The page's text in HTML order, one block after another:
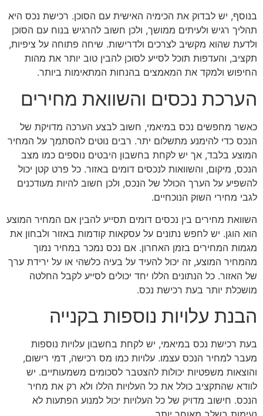
בנוסף, יש לבדוק את הכימיה האישית עם הסוכן. רכישת נכס היא
תהליך רגיש ולעיתים ממושך, ולכן חשוב להרגיש בנוח עם הסוכן
ולדעת שהוא מקשיב לצרכים ולדרישות. שיחה פתוחה על ציפיות,
תקציב, והעדפות תוכל לסייע לסוכן להבין טוב יותר את מהות
החיפוש ולמקד את המאמצים בהנחות המתאימות ביותר.
הערכת נכסים והשוואת מחירים
כאשר מחפשים נכס במיאמי, חשוב לבצע הערכה מדויקת של
הנכס כדי להימנע מתשלום יתר. רבים נוטים להסתמך על המחיר
המוצע בלבד, אך יש לקחת בחשבון היבטים נוספים כמו מצב
הנכס, מיקום, והשוואות לנכסים דומים באזור. כל פרט קטן יכול
להשפיע על הערך הכולל של הנכס, ולכן חשוב להיות מעודכנים
לגבי מחירי השוק הנוכחיים.
השוואת מחירים בין נכסים דומים תסייע להבין אם המחיר המוצע
הוא הוגן. יש לחפש נתונים על עסקאות קודמות באזור ולבחון את
מגמות המחירים בזמן האחרון. אם נכס נמכר במחיר נמוך
מהמחיר המוצע, זה יכול להעיד על בעיה כלשהי או על ירידת ערך
של האזור. כל הנתונים הללו יחד יכולים לסייע לקבל החלטה
מושכלת יותר בעת רכישת נכס.
הבנת עלויות נוספות בקנייה
בעת רכישת נכס במיאמי, יש לקחת בחשבון עלויות נוספות
מעבר למחיר הנכס עצמו. עלויות כמו מס רכישה, דמי רישום,
והוצאות משפטיות יכולות להצטבר לסכומים משמעותיים. יש
לוודא שהתקציב כולל את כל העלויות הללו ולא רק את מחיר
הנכס. חישוב מדויק של כל העלויות יכול למנוע הפתעות לא